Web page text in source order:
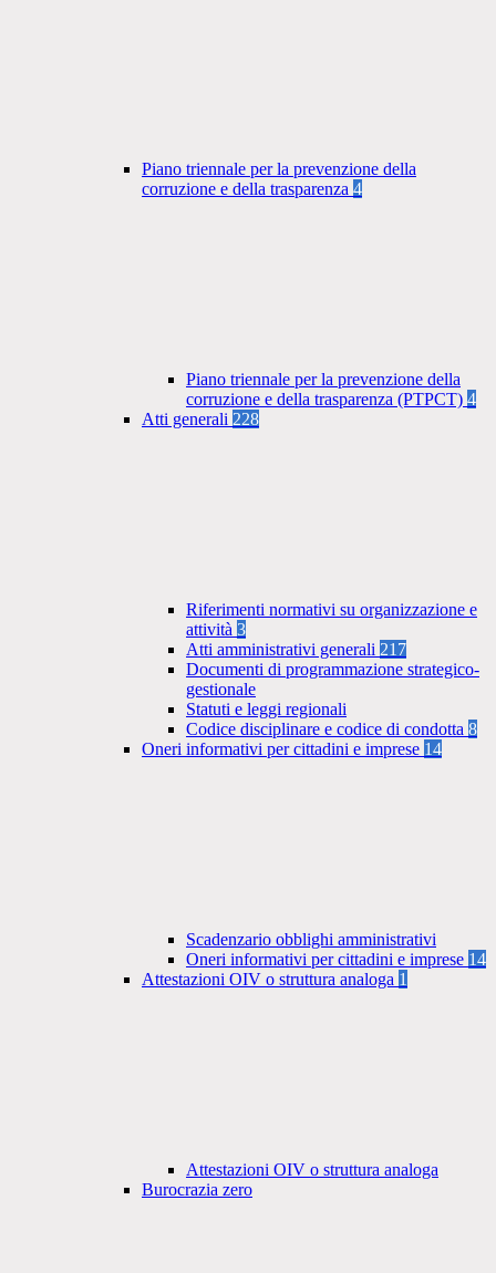
Piano triennale per la prevenzione della
corruzione e della trasparenza 4
Piano triennale per la prevenzione della
corruzione e della trasparenza (PTPCT) 4
Atti generali 228
Riferimenti normativi su organizzazione e
attività 3
Atti amministrativi generali 217
Documenti di programmazione strategico-
gestionale
Statuti e leggi regionali
Codice disciplinare e codice di condotta 8
Oneri informativi per cittadini e imprese 14
Scadenzario obblighi amministrativi
Oneri informativi per cittadini e imprese 14
Attestazioni OIV o struttura analoga 1
Attestazioni OIV o struttura analoga
Burocrazia zero